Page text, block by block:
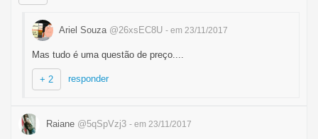
Ariel Souza @26xsEC8U - em 23/11/2017
Mas tudo é uma questão de preço....
+ 2 responder
Raiane @5qSpVzj3 - em 23/11/2017